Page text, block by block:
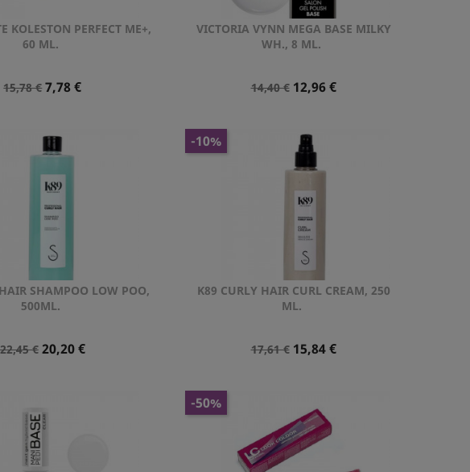
KOLESTON PERFECT ME+,
60 ML.
Precio
15,78 € Precio
7,78 €
Vista rápida
VICTORIA VYNN MEGA BASE MILKY
WH., 8 ML.
Precio
14,40 € Precio
12,96 €
Vista rápida
SHAMPOO LOW POO,
500ML.
Precio
22,45 € Precio
20,20 €
Vista rápida
K89 CURLY HAIR CURL CREAM, 250
ML.
Precio
17,61 € Precio
15,84 €
-10%
Vista rápida
-50%